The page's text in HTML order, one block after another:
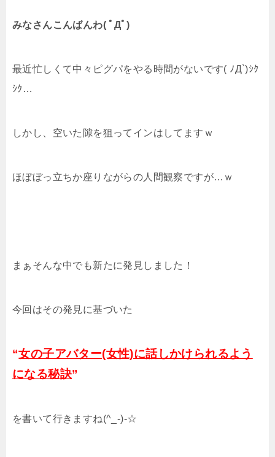
みなさんこんばんわ( ﾟДﾟ)
最近忙しくて中々ピグパをやる時間がないです( ﾉД`)ｼｸ
ｼｸ…
しかし、空いた隙を狙ってインはしてますｗ
ほぼぼっ立ちか座りながらの人間観察ですが…ｗ
まぁそんな中でも新たに発見しました！
今回はその発見に基づいた
“女の子アバター(女性)に話しかけられるよう
になる秘訣”
を書いて行きますね(^_-)-☆